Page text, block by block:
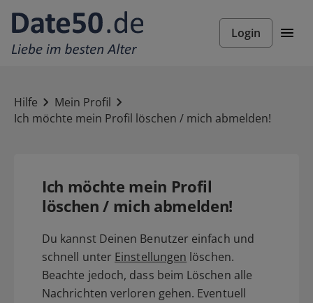
Login
Hilfe
Mein Profil
Ich möchte mein Profil löschen / mich abmelden!
Ich möchte mein Profil
löschen / mich abmelden!
Du kannst Deinen Benutzer einfach und
schnell unter Einstellungen löschen.
Beachte jedoch, dass beim Löschen alle
Nachrichten verloren gehen. Eventuell